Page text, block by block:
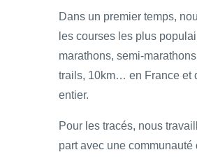
Dans un premier temps,
les courses les plus
marathons, semi-
trails, 10km… en France et
entier.
Pour les tracés, nous
part avec une communauté